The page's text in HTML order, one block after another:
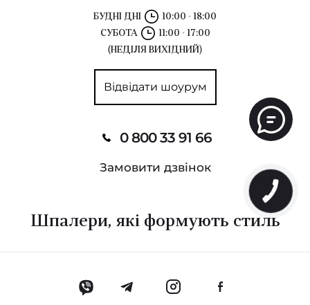
БУДНІ ДНІ
10:00 - 18:00
СУБОТА
11:00 - 17:00
(НЕДІЛЯ ВИХІДНИЙ)
Відвідати шоурум
0 800 33 91 66
Замовити дзвінок
Шпалери, які формують стиль